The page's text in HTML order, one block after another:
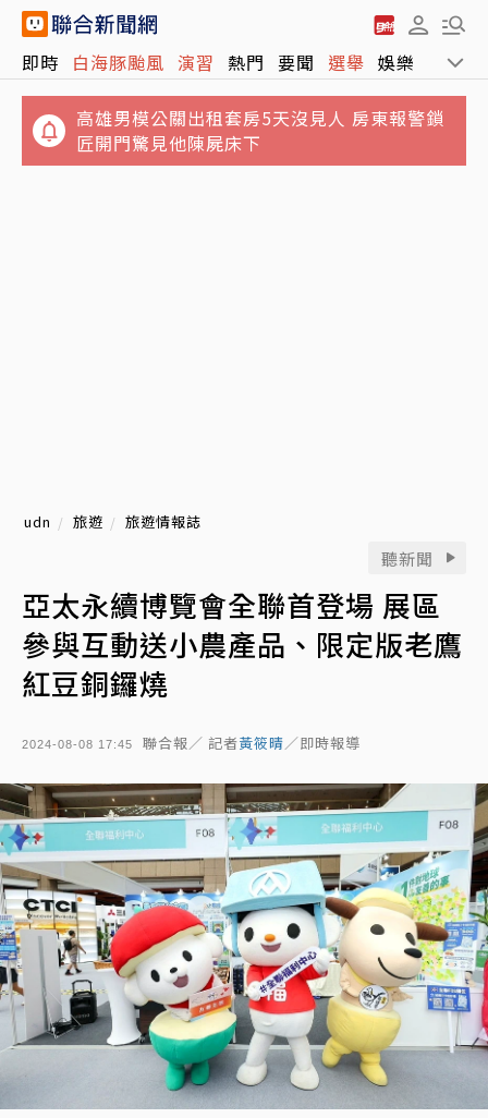
即時 白海豚颱風 演習 熱門 要聞 選舉 娛樂 運動
高雄男模公關出租套房5天沒見人 房東報警鎖
匠開門驚見他陳屍床下
udn 旅遊 旅遊情報誌
聽新聞
亞太永續博覽會全聯首登場 展區
參與互動送小農產品、限定版老鷹
紅豆銅鑼燒
2024-08-08 17:45 聯合報／ 記者黃筱晴／即時報導